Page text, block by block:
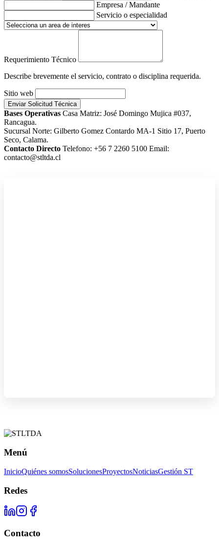
Empresa / Mandante
Servicio o especialidad
Requerimiento Técnico
Describe brevemente el servicio, contrato o disciplina requerida.
Sitio web
Enviar Solicitud Técnica
Bases Operativas Casa Matriz: José Domingo Mujica #037,
Rancagua.
Sucursal Norte: Gilberto Gomez Contardo MA-1 Sitio 17, Puerto
Seco, Calama.
Contacto Directo Telefono: +56 7 2260 5100 Email:
contacto@stltda.cl
Menú
InicioQuiénes somosSolucionesProyectosNoticiasGestión ST
Redes
Contacto